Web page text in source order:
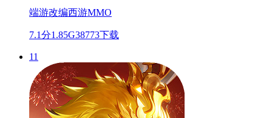
端游改编西游MMO
7.1分1.85G38773下载
11